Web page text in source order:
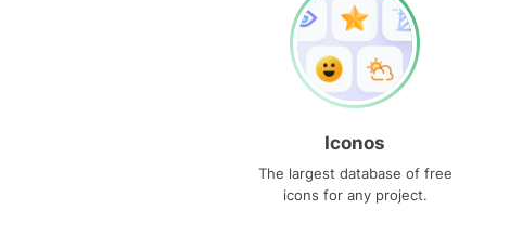
Iconos
The largest database of free
icons for any project.